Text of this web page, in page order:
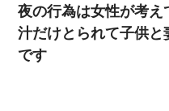
夜の行為は女性が考
汁だけとられて子供
です